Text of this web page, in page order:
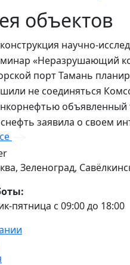
объектов
Зеленоград,
пятница с 09:00 до 18:00